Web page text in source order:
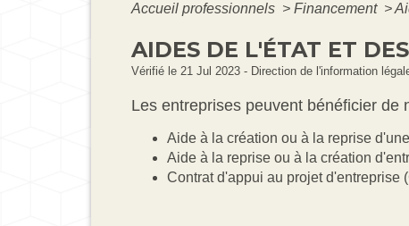
Accueil professionnels > Financement >
AIDES DE L'ÉTAT ET
Vérifié le 21 Jul 2023 - Direction de l'information
Les entreprises peuvent bénéficier de
Aide à la création ou à la reprise
Aide à la reprise ou à la création
Contrat d'appui au projet d'entreprise